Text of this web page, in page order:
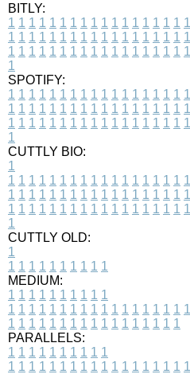
BITLY:
1 1 1 1 1 1 1 1 1 1 1 1 1 1 1 1 1 1
1 1 1 1 1 1 1 1 1 1 1 1 1 1 1 1 1 1
1 1 1 1 1 1 1 1 1 1 1 1 1 1 1 1 1 1
1
SPOTIFY:
1 1 1 1 1 1 1 1 1 1 1 1 1 1 1 1 1 1
1 1 1 1 1 1 1 1 1 1 1 1 1 1 1 1 1 1
1 1 1 1 1 1 1 1 1 1 1 1 1 1 1 1 1 1
1
CUTTLY BIO:
1
1 1 1 1 1 1 1 1 1 1 1 1 1 1 1 1 1 1
1 1 1 1 1 1 1 1 1 1 1 1 1 1 1 1 1 1
1 1 1 1 1 1 1 1 1 1 1 1 1 1 1 1 1 1
1
CUTTLY OLD:
1
1 1 1 1 1 1 1 1 1 1
MEDIUM:
1 1 1 1 1 1 1 1 1 1
1 1 1 1 1 1 1 1 1 1 1 1 1 1 1 1 1 1
1 1 1 1 1 1 1 1 1 1 1 1 1 1 1 1 1
PARALLELS:
1 1 1 1 1 1 1 1 1 1
1 1 1 1 1 1 1 1 1 1 1 1 1 1 1 1 1 1